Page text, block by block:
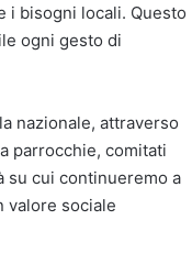
i bisogni locali. Questo
ogni gesto di
nazionale, attraverso
parrocchie, comitati
su cui continueremo a
valore sociale